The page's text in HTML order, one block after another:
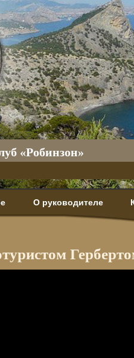
«Робинзон»
О руководителе